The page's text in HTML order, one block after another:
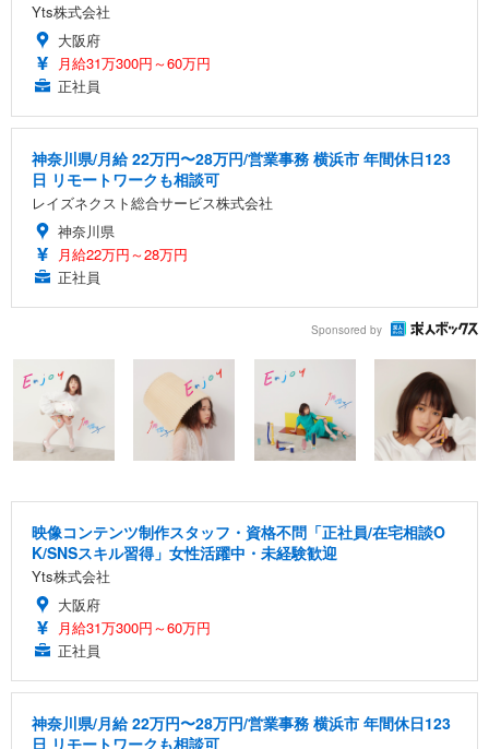
Yts株式会社
大阪府
月給31万300円～60万円
正社員
神奈川県/月給 22万円〜28万円/営業事務 横浜市 年間休日123
日 リモートワークも相談可
レイズネクスト総合サービス株式会社
神奈川県
月給22万円～28万円
正社員
Sponsored by
映像コンテンツ制作スタッフ・資格不問「正社員/在宅相談O
K/SNSスキル習得」女性活躍中・未経験歓迎
Yts株式会社
大阪府
月給31万300円～60万円
正社員
神奈川県/月給 22万円〜28万円/営業事務 横浜市 年間休日123
日 リモートワークも相談可